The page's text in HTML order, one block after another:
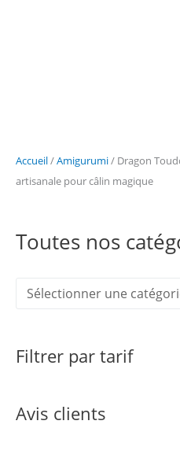
Accueil/Amigurumi/ Dragon
artisanale pour câlin magique
Toutes nos
Filtrer par tarif
Avis clients